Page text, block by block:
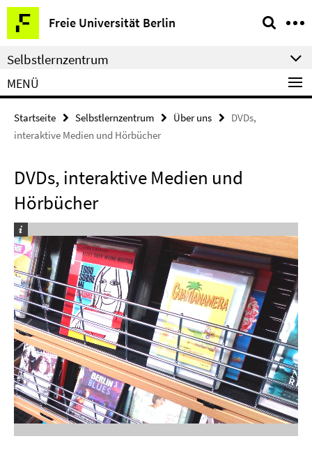
Springe
direkt
zu
Inhalt
Freie Universität Berlin
Service-
Navigation
Selbstlernzentrum
MENÜ
Startseite Selbstlernzentrum Über uns
DVDs,
interaktive Medien und Hörbücher
DVDs, interaktive Medien und
Hörbücher